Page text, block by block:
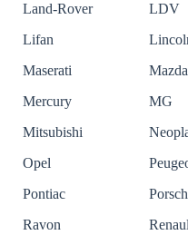
Land-Rover
LDV
Lifan
Maserati
Mazda
Mercury
MG
Mitsubishi
Opel
Pontiac
Ravon